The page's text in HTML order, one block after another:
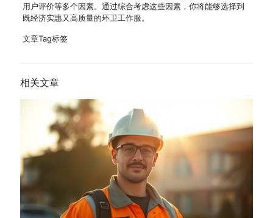
用户评价等多个因素。通过综合考虑这些因素，你将能够选择到
既经济实惠又高质量的环卫工作服。
文章Tag标签
相关文章